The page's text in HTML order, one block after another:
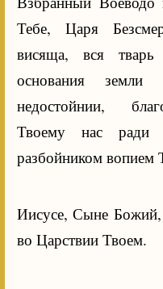
Тебе, Царя
висяща, вся тварь
основания
недостойнии,
Твоему нас ради
разбойником вопием
Иисусе, Сыне
во Царствии Твоем.